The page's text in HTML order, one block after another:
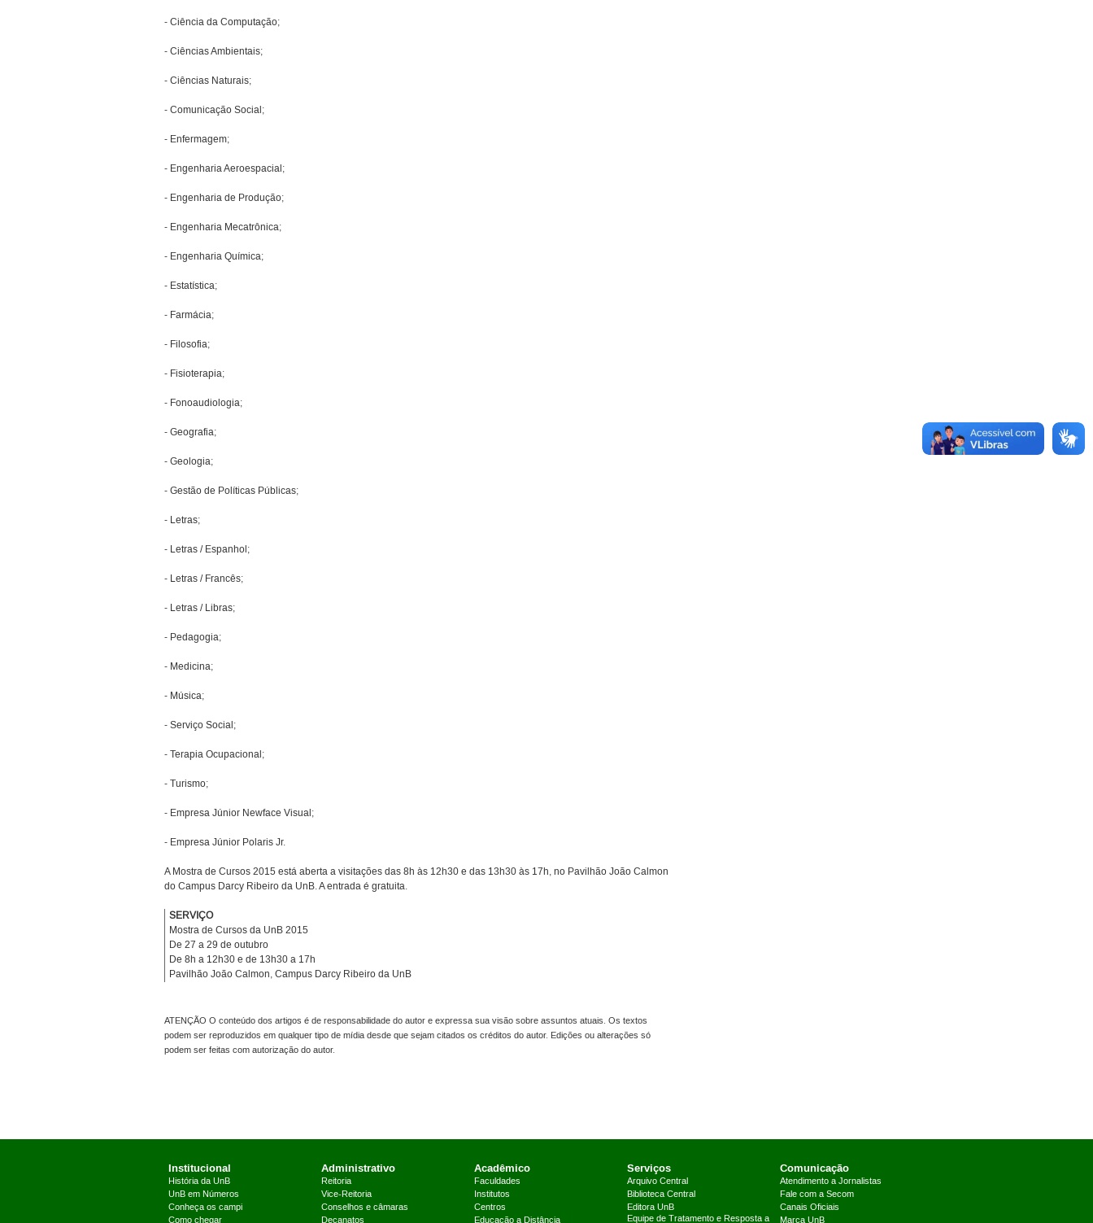
- Ciência da Computação;
- Ciências Ambientais;
- Ciências Naturais;
- Comunicação Social;
- Enfermagem;
- Engenharia Aeroespacial;
- Engenharia de Produção;
- Engenharia Mecatrônica;
- Engenharia Química;
- Estatística;
- Farmácia;
- Filosofia;
- Fisioterapia;
- Fonoaudiologia;
- Geografia;
- Geologia;
- Gestão de Políticas Públicas;
- Letras;
- Letras / Espanhol;
- Letras / Francês;
- Letras / Libras;
- Pedagogia;
- Medicina;
- Música;
- Serviço Social;
- Terapia Ocupacional;
- Turismo;
- Empresa Júnior Newface Visual;
- Empresa Júnior Polaris Jr.
A Mostra de Cursos 2015 está aberta a visitações das 8h às 12h30 e das 13h30 às 17h, no Pavilhão João Calmon
do Campus Darcy Ribeiro da UnB. A entrada é gratuita.
SERVIÇO
Mostra de Cursos da UnB 2015
De 27 a 29 de outubro
De 8h a 12h30 e de 13h30 a 17h
Pavilhão João Calmon, Campus Darcy Ribeiro da UnB
ATENÇÃO O conteúdo dos artigos é de responsabilidade do autor e expressa sua visão sobre assuntos atuais. Os textos
podem ser reproduzidos em qualquer tipo de mídia desde que sejam citados os créditos do autor. Edições ou alterações só
podem ser feitas com autorização do autor.
Institucional
História da UnB
UnB em Números
Conheça os campi
Como chegar
Administrativo
Reitoria
Vice-Reitoria
Conselhos e câmaras
Decanatos
Acadêmico
Faculdades
Institutos
Centros
Educação a Distância
Serviços
Arquivo Central
Biblioteca Central
Editora UnB
Equipe de Tratamento e Resposta a
Comunicação
Atendimento a Jornalistas
Fale com a Secom
Canais Oficiais
Marca UnB